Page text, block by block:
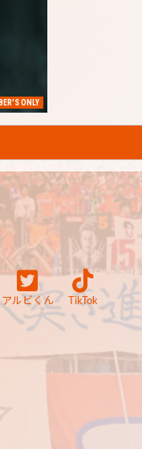
ONLY
アルビくん TikTok